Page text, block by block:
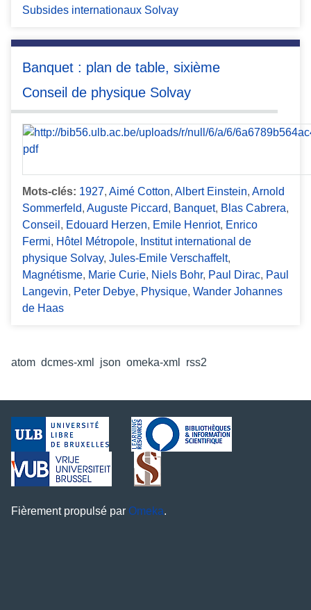
Subsides internationaux Solvay
Banquet : plan de table, sixième
Conseil de physique Solvay
Mots-clés: 1927, Aimé Cotton, Albert Einstein, Arnold
Sommerfeld, Auguste Piccard, Banquet, Blas Cabrera,
Conseil , Edouard Herzen, Emile Henriot, Enrico
Fermi, Hôtel Métropole, Institut international de
physique Solvay, Jules-Emile Verschaffelt,
Magnétisme, Marie Curie, Niels Bohr, Paul Dirac, Paul
Langevin, Peter Debye, Physique, Wander Johannes
de Haas
atom dcmes-xml json omeka-xml rss2
Fièrement propulsé par Omeka.